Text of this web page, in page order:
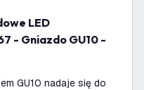
- Gniazdo GU10 -
GU10 nadaje się do